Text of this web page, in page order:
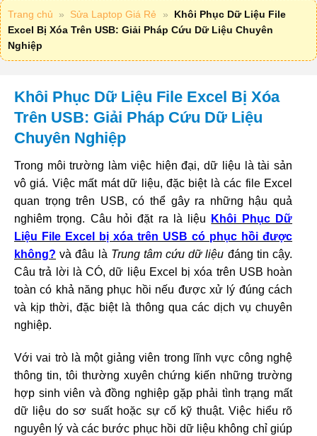
Trang chủ » Sửa Laptop Giá Rẻ »
Khôi Phục Dữ Liệu File
Excel Bị Xóa Trên USB: Giải Pháp Cứu Dữ Liệu Chuyên
Nghiệp
Khôi Phục Dữ Liệu File Excel Bị Xóa
Trên USB: Giải Pháp Cứu Dữ Liệu
Chuyên Nghiệp
Trong môi trường làm việc hiện đại, dữ liệu là tài sản
vô giá. Việc mất mát dữ liệu, đặc biệt là các file Excel
quan trọng trên USB, có thể gây ra những hậu quả
nghiêm trọng. Câu hỏi đặt ra là liệu
Khôi Phục Dữ
Liệu File Excel bị xóa trên USB có phục hồi được
không? và đâu là Trung tâm cứu dữ liệu đáng tin cậy.
Câu trả lời là CÓ, dữ liệu Excel bị xóa trên USB hoàn
toàn có khả năng phục hồi nếu được xử lý đúng cách
và kịp thời, đặc biệt là thông qua các dịch vụ chuyên
nghiệp.
Với vai trò là một giảng viên trong lĩnh vực công nghệ
thông tin, tôi thường xuyên chứng kiến những trường
hợp sinh viên và đồng nghiệp gặp phải tình trạng mất
dữ liệu do sơ suất hoặc sự cố kỹ thuật. Việc hiểu rõ
nguyên lý và các bước phục hồi dữ liệu không chỉ giúp